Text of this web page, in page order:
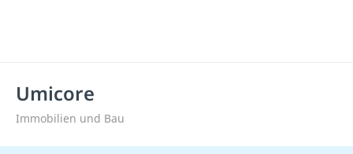
Umicore
Immobilien und Bau